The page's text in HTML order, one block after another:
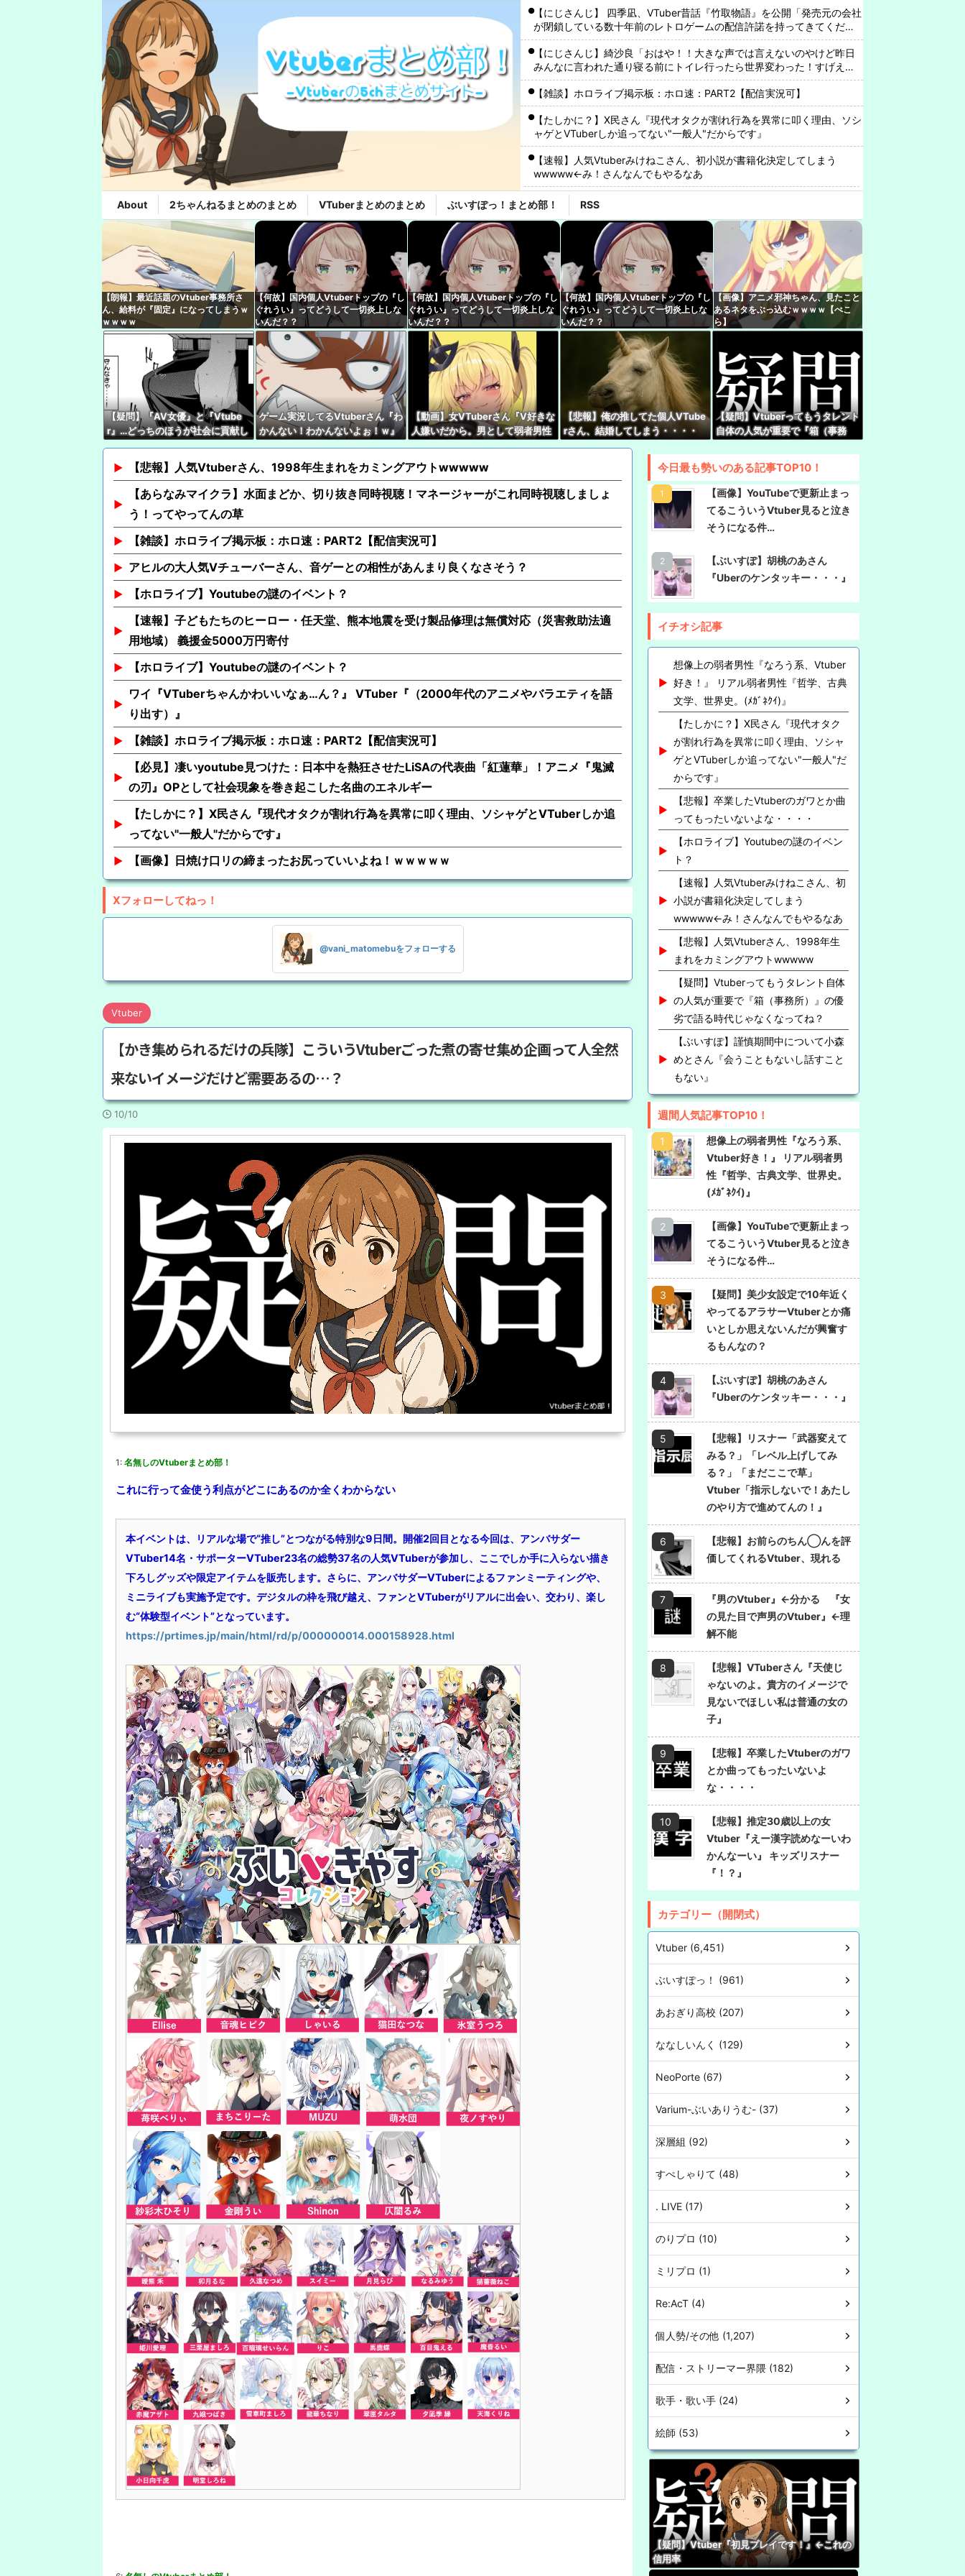
【にじさんじ】 四季凪、VTuber昔話『竹取物語』を公開「発売元の会社
が閉鎖している数十年前のレトロゲームの配信許諾を持ってきてくださ
い」
【にじさんじ】綺沙良「おはや！！大きな声では言えないのやけど昨日
みんなに言われた通り寝る前にトイレ行ったら世界変わった！すげええ
え」
【雑談】ホロライブ掲示板：ホロ速：PART2【配信実況可】
【たしかに？】X民さん『現代オタクが割れ行為を異常に叩く理由、ソシ
ャゲとVTuberしか追ってない"一般人"だからです』
【速報】人気Vtuberみけねこさん、初小説が書籍化決定してしまう
wwwww←み！さんなんでもやるなあ
【必見】凄いyoutube見つけた：日本中を熱狂させたLiSAの代表曲「紅
蓮華」！アニメ『鬼滅の刃』OPとして社会現象を巻き起こした名曲のエ
ネルギー
アヒルの大人気Vチューバーさん、音ゲーとの相性があんまり良くなさそ
う？
【ホロライブ】Youtubeの謎のイベント？
【ホロライブ】船持ってないってずっと言ってるのに何故かみんな船上
にいるよね
【ホロライブ】ぺこマリで水着ガチャバトル！水着コンプリートできる
のはどっちだ！！【宝鐘マリン・兎田ぺこら】
【ぶいすぽ】謹慎期間中について小森めとさん『会うこともないし話す
こともない』
【速報】子どもたちのヒーロー・任天堂、熊本地震を受け製品修理は無
償対応（災害救助法適用地域） 義援金5000万円寄付
【ななし】みあち「ビビン素麺作れます」
【悲報】人気Vtuberさん、1998年生まれをカミングアウトwwwww
【衝撃】中国製ルーター20機種にバックドア発見！ ネットに繋ぐだけで
35秒ごとに中国のサーバーと通信
About 2ちゃんねるまとめのまとめ VTuberまとめのまとめ ぶいすぽっ！まとめ部！ RSS
【朗報】最近話題のVtuber事務所さ
ん、給料が『固定』になってしまうｗ
ｗｗｗｗ
【何故】国内個人Vtuberトップの『し
ぐれうい』ってどうして一切炎上しな
いんだ？？
【何故】国内個人Vtuberトップの『し
ぐれうい』ってどうして一切炎上しな
いんだ？？
【何故】国内個人Vtuberトップの『し
ぐれうい』ってどうして一切炎上しな
いんだ？？
【画像】アニメ邪神ちゃん、見たこと
あるネタをぶっ込むｗｗｗｗ【ぺこ
ら】
【疑問】『AV女優』と『Vtube
r』…どっちのほうが社会に貢献し
ゲーム実況してるVtuberさん『わ
かんない！わかんないよぉ！ｗ』
Ｖさん『ネタバレやめてね！』
【動画】女VTuberさん『V好きな
人嫌いだから。男として弱者男性
【悲報】俺の推してた個人VTube
rさん、結婚してしまう・・・・
【疑問】Vtuberってもうタレント
自体の人気が重要で『箱（事務
【悲報】人気Vtuberさん、1998年生まれをカミングアウトwwwww
【あらなみマイクラ】水面まどか、切り抜き同時視聴！マネージャーがこれ同時視聴しましょ
う！ってやってんの草
【雑談】ホロライブ掲示板：ホロ速：PART2【配信実況可】
アヒルの大人気Vチューバーさん、音ゲーとの相性があんまり良くなさそう？
【ホロライブ】Youtubeの謎のイベント？
【速報】子どもたちのヒーロー・任天堂、熊本地震を受け製品修理は無償対応（災害救助法適
用地域） 義援金5000万円寄付
【ホロライブ】Youtubeの謎のイベント？
ワイ『VTuberちゃんかわいいなぁ…ん？』 VTuber『（2000年代のアニメやバラエティを語
り出す）』
【雑談】ホロライブ掲示板：ホロ速：PART2【配信実況可】
【必見】凄いyoutube見つけた：日本中を熱狂させたLiSAの代表曲「紅蓮華」！アニメ『鬼滅
の刃』OPとして社会現象を巻き起こした名曲のエネルギー
【たしかに？】X民さん『現代オタクが割れ行為を異常に叩く理由、ソシャゲとVTuberしか追
ってない"一般人"だからです』
【画像】日焼け口リの締まったお尻っていいよね！ｗｗｗｗｗ
Xフォローしてねっ！
@vani_matomebuをフォローする
Vtuber
【かき集められるだけの兵隊】こういうVtuberごった煮の寄せ集め企画って人全然
来ないイメージだけど需要あるの…？
10/10
1: 名無しのVtuberまとめ部！
これに行って金使う利点がどこにあるのか全くわからない
本イベントは、リアルな場で“推し”とつながる特別な9日間。開催2回目となる今回は、アンバサダー
VTuber14名・サポーターVTuber23名の総勢37名の人気VTuberが参加し、ここでしか手に入らない描き
下ろしグッズや限定アイテムを販売します。さらに、アンバサダーVTuberによるファンミーティングや、
ミニライブも実施予定です。デジタルの枠を飛び越え、ファンとVTuberがリアルに出会い、交わり、楽し
む“体験型イベント”となっています。
https://prtimes.jp/main/html/rd/p/000000014.000158928.html
今日最も勢いのある記事TOP10！
【画像】YouTubeで更新止まっ
てるこういうVtuber見ると泣き
そうになる件…
【ぶいすぽ】胡桃のあさん
『Uberのケンタッキー・・・』
イチオシ記事
想像上の弱者男性『なろう系、Vtuber
好き！』 リアル弱者男性『哲学、古典
文学、世界史。(ﾒｶﾞﾈｸｲ)』
【たしかに？】X民さん『現代オタク
が割れ行為を異常に叩く理由、ソシャ
ゲとVTuberしか追ってない"一般人"だ
からです』
【悲報】卒業したVtuberのガワとか曲
ってもったいないよな・・・・
【ホロライブ】Youtubeの謎のイベン
ト？
【速報】人気Vtuberみけねこさん、初
小説が書籍化決定してしまう
wwwww←み！さんなんでもやるなあ
【悲報】人気Vtuberさん、1998年生
まれをカミングアウトwwwww
【疑問】Vtuberってもうタレント自体
の人気が重要で『箱（事務所）』の優
劣で語る時代じゃなくなってね？
【ぶいすぽ】謹慎期間中について小森
めとさん『会うこともないし話すこと
もない』
週間人気記事TOP10！
想像上の弱者男性『なろう系、
Vtuber好き！』 リアル弱者男
性『哲学、古典文学、世界史。
(ﾒｶﾞﾈｸｲ)』
【画像】YouTubeで更新止まっ
てるこういうVtuber見ると泣き
そうになる件…
【疑問】美少女設定で10年近く
やってるアラサーVtuberとか痛
いとしか思えないんだが興奮す
るもんなの？
【ぶいすぽ】胡桃のあさん
『Uberのケンタッキー・・・』
【悲報】リスナー「武器変えて
みる？」「レベル上げしてみ
る？」「まだここで草」
Vtuber「指示しないで！あたし
のやり方で進めてんの！』
【悲報】お前らのちん◯んを評
価してくれるVtuber、現れる
『男のVtuber』←分かる 『女
の見た目で声男のVtuber』←理
解不能
【悲報】VTuberさん『天使じ
ゃないのよ。貴方のイメージで
見ないでほしい私は普通の女の
子』
【悲報】卒業したVtuberのガワ
とか曲ってもったいないよ
な・・・・
【悲報】推定30歳以上の女
Vtuber『えー漢字読めなーいわ
かんなーい』 キッズリスナー
『！？』
カテゴリー（開閉式）
Vtuber (6,451)
ぶいすぽっ！ (961)
あおぎり高校 (207)
ななしいんく (129)
NeoPorte (67)
Varium-ぶいありうむ- (37)
深層組 (92)
すぺしゃりて (48)
. LIVE (17)
のりプロ (10)
ミリプロ (1)
Re:AcT (4)
個人勢/その他 (1,207)
配信・ストリーマー界隈 (182)
歌手・歌い手 (24)
絵師 (53)
【疑問】Vtuber『初見プレイです！』←これの
信用率